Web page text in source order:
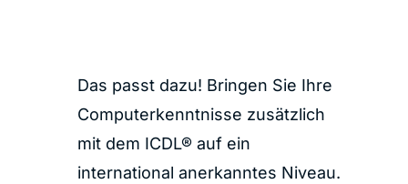
Das passt dazu! Bringen Sie Ihre
Computerkenntnisse zusätzlich
mit dem ICDL® auf ein
international anerkanntes Niveau.